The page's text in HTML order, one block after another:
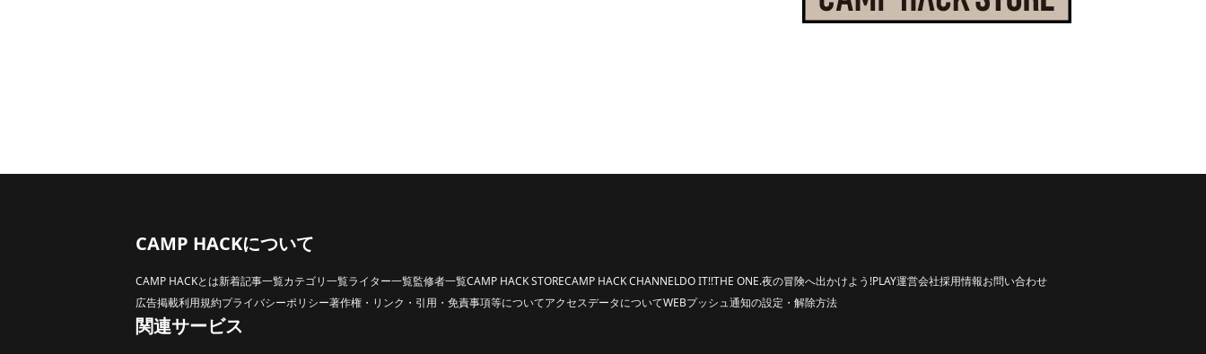
CAMP HACKについて
CAMP HACKとは新着記事一覧カテゴリ一覧ライター一覧監修者一覧CAMP HACK STORECAMP HACK CHANNELDO IT!!THE ONE.夜の冒険へ出かけよう!PLAY運営会社採用情報お問い合わせ
広告掲載利用規約プライバシーポリシー著作権・リンク・引用・免責事項等についてアクセスデータについてWEBプッシュ通知の設定・解除方法
関連サービス